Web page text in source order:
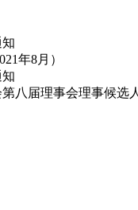
年8月）
八届理事会理事候选